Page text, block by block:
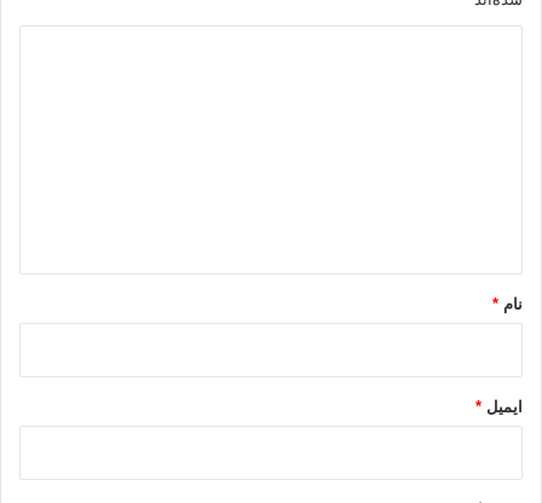
نام *
ایمیل *